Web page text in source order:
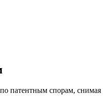
патентным спорам, снимая